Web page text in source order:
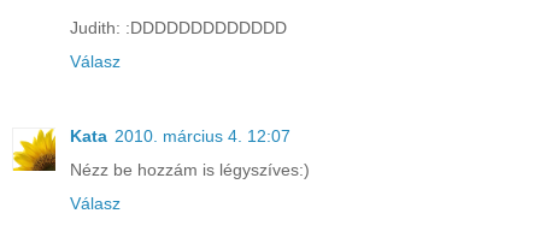
Judith: :DDDDDDDDDDDDD
Válasz
Kata 2010. március 4. 12:07
Nézz be hozzám is légyszíves:)
Válasz